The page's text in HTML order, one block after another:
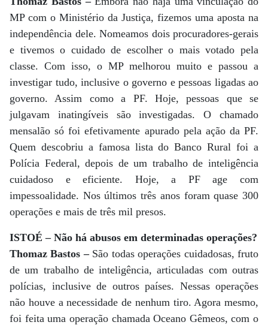
MP com o Ministério da Justiça, fizemos uma aposta na
independência dele. Nomeamos dois procuradores-gerais
e tivemos o cuidado de escolher o mais votado pela
classe. Com isso, o MP melhorou muito e passou a
investigar tudo, inclusive o governo e pessoas ligadas ao
governo. Assim como a PF. Hoje, pessoas que se
julgavam inatingíveis são investigadas. O chamado
mensalão só foi efetivamente apurado pela ação da PF.
Quem descobriu a famosa lista do Banco Rural foi a
Polícia Federal, depois de um trabalho de inteligência
cuidadoso e eficiente. Hoje, a PF age com
impessoalidade. Nos últimos três anos foram quase 300
operações e mais de três mil presos.
ISTOÉ – Não há abusos em determinadas operações?
Thomaz Bastos – São todas operações cuidadosas, fruto
de um trabalho de inteligência, articuladas com outras
polícias, inclusive de outros países. Nessas operações
não houve a necessidade de nenhum tiro. Agora mesmo,
foi feita uma operação chamada Oceano Gêmeos, com o